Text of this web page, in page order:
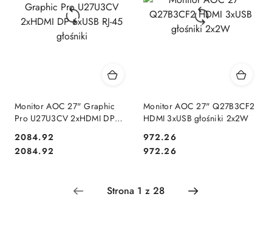
Monitor AOC 27" Graphic
Pro U27U3CV 2xHDMI DP
Cena:
2084.92
Cena:
2084.92
Monitor AOC 27" Q27B3CF2
HDMI 3xUSB głośniki 2x2W
Cena:
972.26
Cena:
972.26